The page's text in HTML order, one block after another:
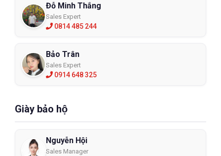
Đỗ Minh Thắng
Sales Expert
0814 485 244
Bảo Trân
Sales Expert
0914 648 325
Giày bảo hộ
Nguyễn Hội
Sales Manager